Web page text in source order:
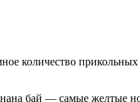
количество
бай — самые желтые